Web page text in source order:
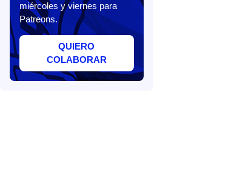
miércoles y viernes para
Patreons.
QUIERO
COLABORAR